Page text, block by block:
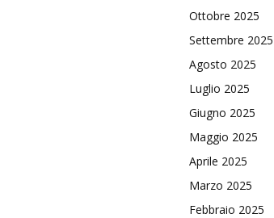
Ottobre 2025
Settembre 2025
Agosto 2025
Luglio 2025
Giugno 2025
Maggio 2025
Aprile 2025
Marzo 2025
Febbraio 2025